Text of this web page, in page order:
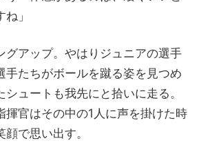
」
グアップ。やはりジュニアの選手
手たちがボールを蹴る姿を見つめ
ュートも我先にと拾いに走る。
揮官はその中の1人に声を掛けた時
で思い出す。